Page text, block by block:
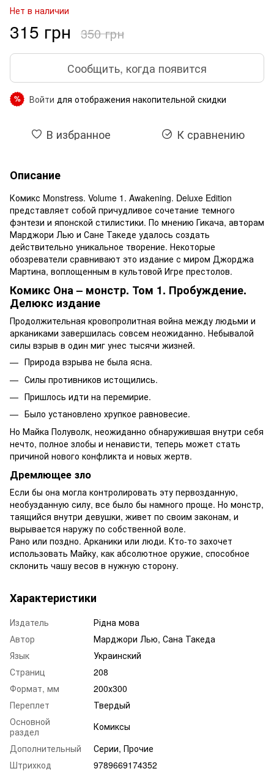
Нет в наличии
315 грн 350 грн
Сообщить, когда появится
% Войти для отображения накопительной скидки
В избранное К сравнению
Описание
Комикс Monstress. Volume 1. Awakening. Deluxe Edition
представляет собой причудливое сочетание темного
фэнтези и японской стилистики. По мнению Гикача, авторам
Марджори Лью и Сане Такеде удалось создать
действительно уникальное творение. Некоторые
обозреватели сравнивают это издание с миром Джорджа
Мартина, воплощенным в культовой Игре престолов.
Комикс Она – монстр. Том 1. Пробуждение.
Делюкс издание
Продолжительная кровопролитная война между людьми и
арканиками завершилась совсем неожиданно. Небывалой
силы взрыв в один миг унес тысячи жизней.
Природа взрыва не была ясна.
Силы противников истощились.
Пришлось идти на перемирие.
Было установлено хрупкое равновесие.
Но Майка Полуволк, неожиданно обнаружившая внутри себя
нечто, полное злобы и ненависти, теперь может стать
причиной нового конфликта и новых жертв.
Дремлющее зло
Если бы она могла контролировать эту первозданную,
необузданную силу, все было бы намного проще. Но монстр,
таящийся внутри девушки, живет по своим законам, и
вырывается наружу по собственной воле.
Рано или поздно. Арканики или люди. Кто-то захочет
использовать Майку, как абсолютное оружие, способное
склонить чашу весов в нужную сторону.
Характеристики
Издатель
Рідна мова
Автор
Марджори Лью, Сана Такеда
Язык
Украинский
Страниц
208
Формат, мм
200х300
Переплет
Твердый
Основной
раздел
Комиксы
Дополнительный
Серии, Прочие
Штрихкод
9789669174352